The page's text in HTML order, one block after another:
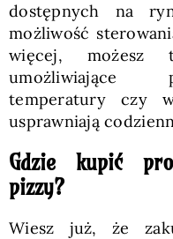
dostępnych na
możliwość
więcej,
umożliwiające
temperatury czy
usprawniają
Gdzie kupić
pizzy?
Wiesz już, że